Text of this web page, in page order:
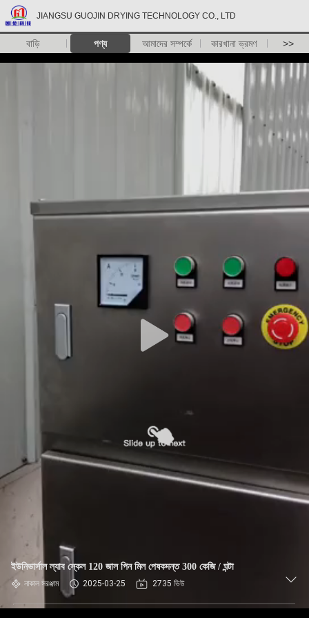
JIANGSU GUOJIN DRYING TECHNOLOGY CO., LTD
বাড়ি পণ্য আমাদের সম্পর্কে কারখানা ভ্রমণ >>
ইউনিভার্সাল ল্যাব স্কেল 120 ​​জাল পিন মিল পেষকদন্ত 300 কেজি / ঘন্টা
নাকাল সরঞ্জাম 2025-03-25 2735 ভিউ